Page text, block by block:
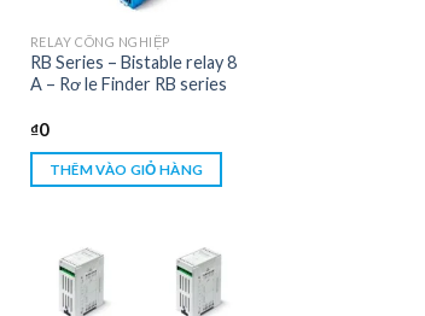
RELAY CÔNG NGHIỆP
RB Series – Bistable relay 8
A – Rơ le Finder RB series
₫0
THÊM VÀO GIỎ HÀNG